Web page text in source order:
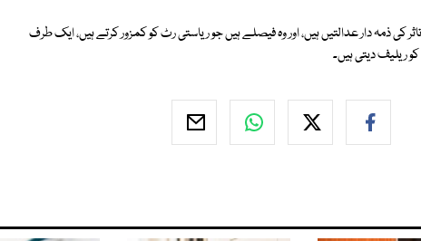
کی ذمہ دار عدالتیں ہیں، اور وہ فیصلے ہیں جو ریاستی رٹ کو کمزور کرتے ہیں، ایک طرف
ریلیف دیتی ہیں۔